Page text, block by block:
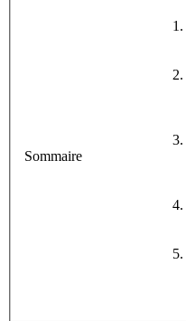
Sommaire